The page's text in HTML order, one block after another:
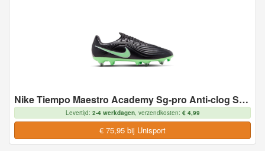
Nike Tiempo Maestro Academy Sg-pro Anti-clog Shadow - Zwart/illusion Green - Soft Ground (Sg), maat 46
Levertijd: 2-4 werkdagen, verzendkosten: € 4,99
€ 75,95 bij Unisport